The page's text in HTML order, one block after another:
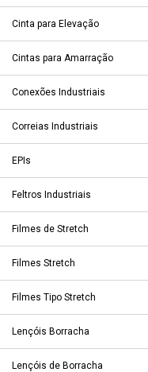
Cinta para Elevação
Cintas para Amarração
Conexões Industriais
Correias Industriais
EPIs
Feltros Industriais
Filmes de Stretch
Filmes Stretch
Filmes Tipo Stretch
Lençóis Borracha
Lençóis de Borracha